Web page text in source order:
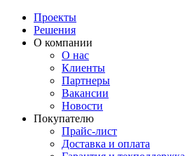
Проекты
Решения
О компании
О нас
Клиенты
Партнеры
Вакансии
Новости
Покупателю
Прайс-лист
Доставка и оплата